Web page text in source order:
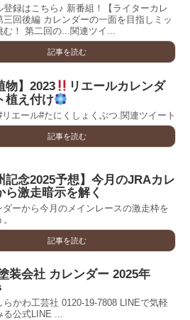
登録はこちら♪ 新番組！【ライターカレ
三回後編 カレンダーの一面を目指しミッ
む！ 第二回の...関連ツイ...
記事を読む
物】2023
リエールカレンダ
植え付け
エール#たにくしょくぶつ.関連ツイート
記事を読む
記念2025予想】今月のJRAカレ
ら激走暗示を解く
ーから今月のメインレースの激走枠を
記事を読む
装会社 カレンダー 2025年
らかわ工芸社 0120-19-7808 LINEで気軽
公式LINE ...